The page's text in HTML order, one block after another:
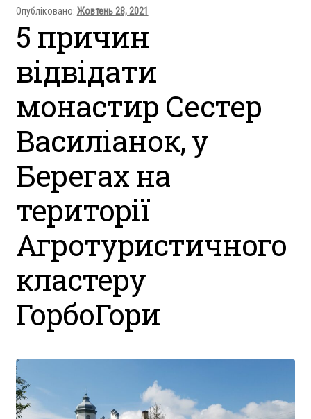
Опубліковано: Жовтень 28, 2021
5 причин
відвідати
монастир Сестер
Василіанок, у
Берегах на
території
Агротуристичного
кластеру
ГорбоГори